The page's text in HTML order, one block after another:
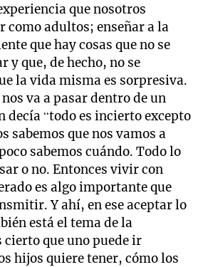
que nosotros
como adultos; enseñar a la
que hay cosas que no se
y que, de hecho, no se
la vida misma es sorpresiva.
va a pasar dentro de un
decía “todo es incierto excepto
sabemos que nos vamos a
sabemos cuándo. Todo lo
o no. Entonces vivir con
es algo importante que
Y ahí, en ese aceptar lo
está el tema de la
que uno puede ir
hijos quiere tener, cómo los